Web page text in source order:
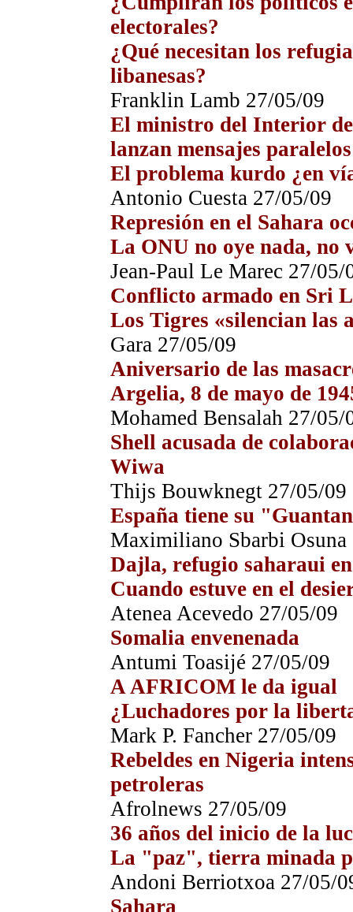
electorales?
¿Qué necesitan los
libanesas?
Franklin Lamb 27/05/09
El ministro del Interior
lanzan mensajes paralelos
El problema kurdo ¿en
Antonio Cuesta 27/05/09
Represión en el Sahara
La ONU no oye nada, no
Jean-Paul Le Marec 27/05/
Conflicto armado en Sri
Los Tigres «silencian las
Gara 27/05/09
Aniversario de las
Argelia, 8 de mayo de
Mohamed Bensalah 27/05/
Shell acusada de
Wiwa
Thijs Bouwknegt 27/05/09
España tiene su
Maximiliano Sbarbi Osuna
Dajla, refugio saharaui
Cuando estuve en el
Atenea Acevedo 27/05/09
Somalia envenenada
Antumi Toasijé 27/05/09
A AFRICOM le da igual
¿Luchadores por la
Mark P. Fancher 27/05/09
Rebeldes en Nigeria
petroleras
Afrolnews 27/05/09
36 años del inicio de la
La "paz", tierra minada
Andoni Berriotxoa 27/05/
Sahara